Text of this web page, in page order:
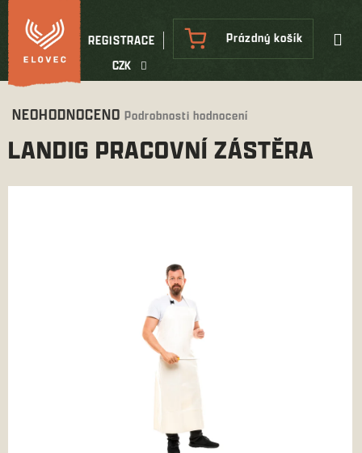
Přejít
na
obsah
CZK
REGISTRACE
NÁKUPNÍ
KOŠÍK
Prázdný košík
Průměrné
produktu
0,0
NEOHODNOCENO Podrobnosti hodnocení
LANDIG PRACOVNÍ ZÁSTĚRA